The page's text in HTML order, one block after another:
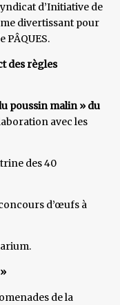
d’Initiative de
divertissant pour
PÂQUES.
des règles
poussin malin » du
avec les
des 40
d’œufs à
de la